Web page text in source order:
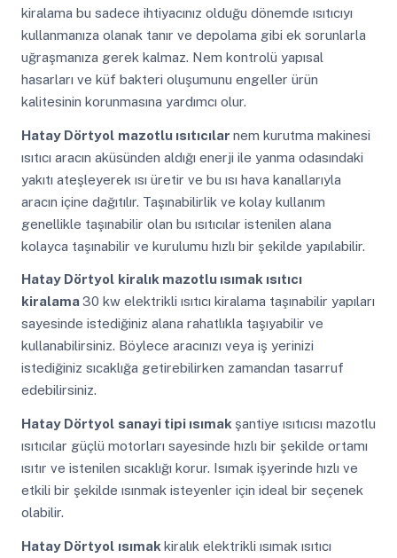
kiralama bu sadece ihtiyacınız olduğu dönemde ısıtıcıyı
kullanmanıza olanak tanır ve depolama gibi ek sorunlarla
uğraşmanıza gerek kalmaz. Nem kontrolü yapısal
hasarları ve küf bakteri oluşumunu engeller ürün
kalitesinin korunmasına yardımcı olur.
Hatay Dörtyol mazotlu ısıtıcılar nem kurutma makinesi
ısıtıcı aracın aküsünden aldığı enerji ile yanma odasındaki
yakıtı ateşleyerek ısı üretir ve bu ısı hava kanallarıyla
aracın içine dağıtılır. Taşınabilirlik ve kolay kullanım
genellikle taşınabilir olan bu ısıtıcılar istenilen alana
kolayca taşınabilir ve kurulumu hızlı bir şekilde yapılabilir.
Hatay Dörtyol kiralık mazotlu ısımak ısıtıcı
kiralama30 kw elektrikli ısıtıcı kiralama taşınabilir yapıları
sayesinde istediğiniz alana rahatlıkla taşıyabilir ve
kullanabilirsiniz. Böylece aracınızı veya iş yerinizi
istediğiniz sıcaklığa getirebilirken zamandan tasarruf
edebilirsiniz.
Hatay Dörtyol sanayi tipi ısımak şantiye ısıtıcısı mazotlu
ısıtıcılar güçlü motorları sayesinde hızlı bir şekilde ortamı
ısıtır ve istenilen sıcaklığı korur. Isımak işyerinde hızlı ve
etkili bir şekilde ısınmak isteyenler için ideal bir seçenek
olabilir.
Hatay Dörtyol ısımak kiralık elektrikli ısımak ısıtıcı